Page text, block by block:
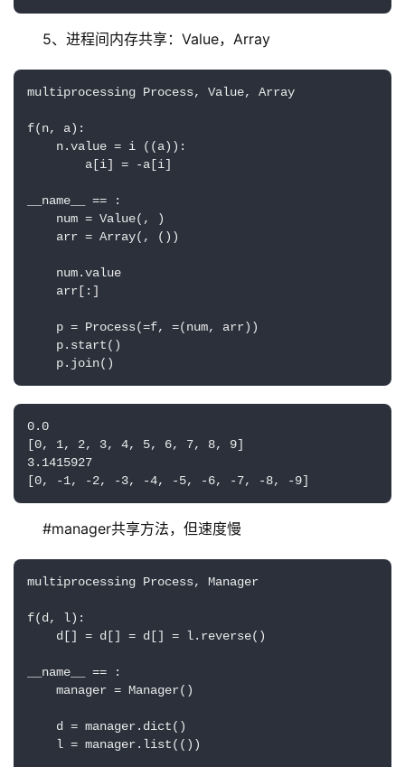
5、进程间内存共享：Value，Array
multiprocessing Process, Value, Array
f(n, a):
n.value = i ((a)):
a[i] = -a[i]
__name__ == :
num = Value(, )
arr = Array(, ())
num.value
arr[:]
p = Process(=f, =(num, arr))
p.start()
p.join()
0.0
[0, 1, 2, 3, 4, 5, 6, 7, 8, 9]
3.1415927
[0, -1, -2, -3, -4, -5, -6, -7, -8, -9]
#manager共享方法，但速度慢
multiprocessing Process, Manager
f(d, l):
d[] = d[] = d[] = l.reverse()
__name__ == :
manager = Manager()
d = manager.dict()
l = manager.list(())